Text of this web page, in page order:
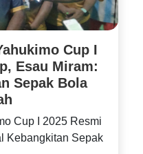
Cup I
Esau Miram:
Sepak Bola
Cup I 2025 Resmi
Kebangkitan Sepak